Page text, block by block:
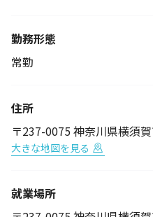
勤務形態
常勤
住所
〒237-0075 神奈川県横須
大きな地図を見る
就業場所